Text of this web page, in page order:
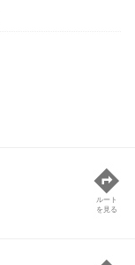
ルート
を見る